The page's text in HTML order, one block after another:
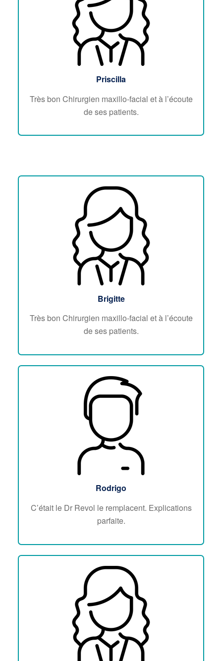
Priscilla
Très bon Chirurgien maxillo-facial et à l’écoute
de ses patients.
Brigitte
Très bon Chirurgien maxillo-facial et à l’écoute
de ses patients.
Rodrigo
C’était le Dr Revol le remplacent. Explications
parfaite.